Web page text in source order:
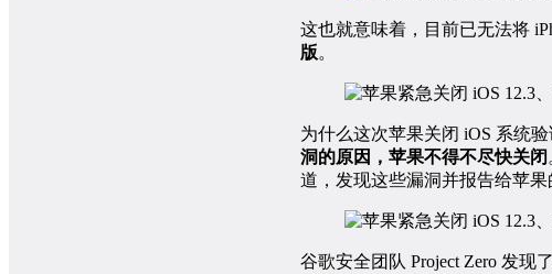
这也就意味着，目前已无法将
版。
为什么这次苹果关闭 iOS 系统
洞的原因，苹果不得不尽快关闭
道，发现这些漏洞并报告给苹
谷歌安全团队 Project Zero 发现